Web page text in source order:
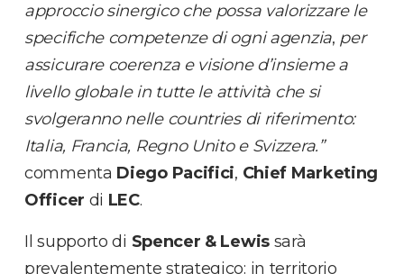
approccio sinergico che possa valorizzare le
specifiche competenze di ogni agenzia, per
assicurare coerenza e visione d’insieme a
livello globale in tutte le attività che si
svolgeranno nelle countries di riferimento:
Italia, Francia, Regno Unito e Svizzera.”
commenta Diego Pacifici, Chief Marketing
Officer di LEC.
Il supporto di Spencer & Lewis sarà
prevalentemente strategico: in territorio